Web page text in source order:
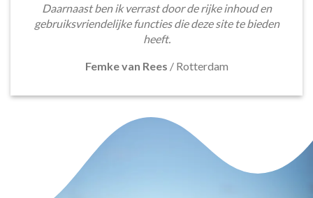
Daarnaast ben ik verrast door de rijke inhoud en
gebruiksvriendelijke functies die deze site te bieden
heeft.
Femke van Rees / Rotterdam